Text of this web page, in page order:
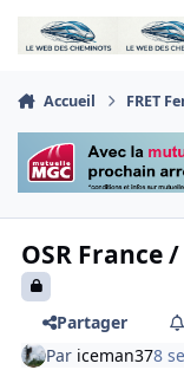
Aller au contenu
Accueil FRET
OSR France
Partager
Par iceman378